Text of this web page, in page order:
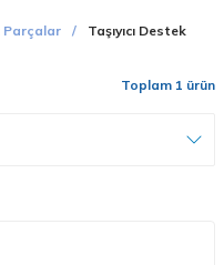
Parçalar Taşıyıcı Destek
Toplam 1 ürün